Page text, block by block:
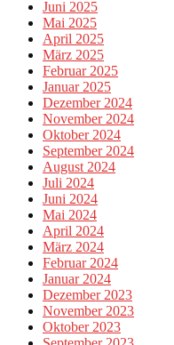
Juni 2025
Mai 2025
April 2025
März 2025
Februar 2025
Januar 2025
Dezember 2024
November 2024
Oktober 2024
September 2024
August 2024
Juli 2024
Juni 2024
Mai 2024
April 2024
März 2024
Februar 2024
Januar 2024
Dezember 2023
November 2023
Oktober 2023